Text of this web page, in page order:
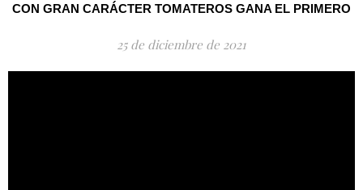
CON GRAN CARÁCTER TOMATEROS GANA EL PRIMERO
25 de diciembre de 2021